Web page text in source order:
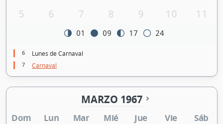
5
6 7 8 9 10 11
01 09 17 24
6 Lunes de Carnaval
7 Carnaval
MARZO 1967
Dom Lun Mar Mié Jue Vie Sáb